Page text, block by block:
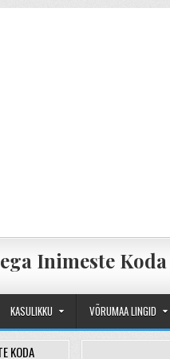
Inimeste Koda
KASULIKKU VÕRUMAA LINGID
KODA